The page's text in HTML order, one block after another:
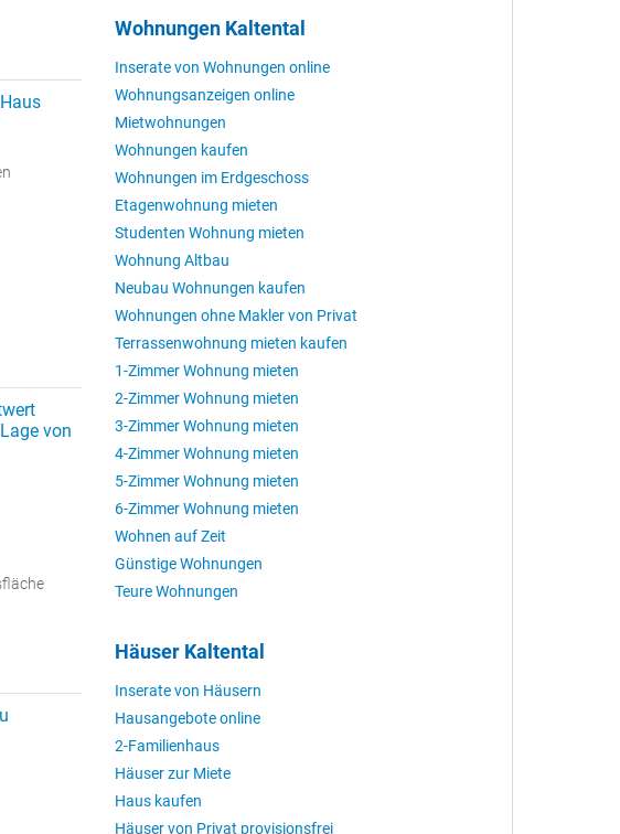
von
Wohnungen Kaltental
Inserate von Wohnungen online
Wohnungsanzeigen online
Mietwohnungen
Wohnungen kaufen
Wohnungen im Erdgeschoss
Etagenwohnung mieten
Studenten Wohnung mieten
Wohnung Altbau
Neubau Wohnungen kaufen
Wohnungen ohne Makler von Privat
Terrassenwohnung mieten kaufen
1-Zimmer Wohnung mieten
2-Zimmer Wohnung mieten
3-Zimmer Wohnung mieten
4-Zimmer Wohnung mieten
5-Zimmer Wohnung mieten
6-Zimmer Wohnung mieten
Wohnen auf Zeit
Günstige Wohnungen
Teure Wohnungen
Häuser Kaltental
Inserate von Häusern
Hausangebote online
2-Familienhaus
Häuser zur Miete
Haus kaufen
Häuser von Privat provisionsfrei